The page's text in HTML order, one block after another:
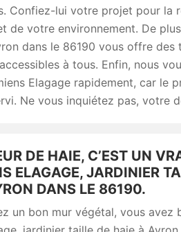
Confiez-lui votre projet pour la
de votre environnement. De
dans le 86190 vous offre des
à tous. Enfin, nous
Elagage rapidement, car le
Ne vous inquiétez pas, votre
DE HAIE, C’EST UN
ELAGAGE, JARDINIER
DANS LE 86190.
un bon mur végétal, vous avez